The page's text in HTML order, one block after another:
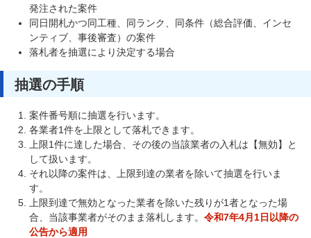
発注された案件
同日開札かつ同工種、同ランク、同条件（総合評価、インセ
ンティブ、事後審査）の案件
落札者を抽選により決定する場合
抽選の手順
案件番号順に抽選を行います。
各業者1件を上限として落札できます。
上限1件に達した場合、その後の当該業者の入札は【無効】と
して扱います。
それ以降の案件は、上限到達の業者を除いて抽選を行いま
す。
上限到達で無効となった業者を除いた残りが1者となった場
合、当該事業者がそのまま落札します。 令和7年4月1日以降の
公告から適用